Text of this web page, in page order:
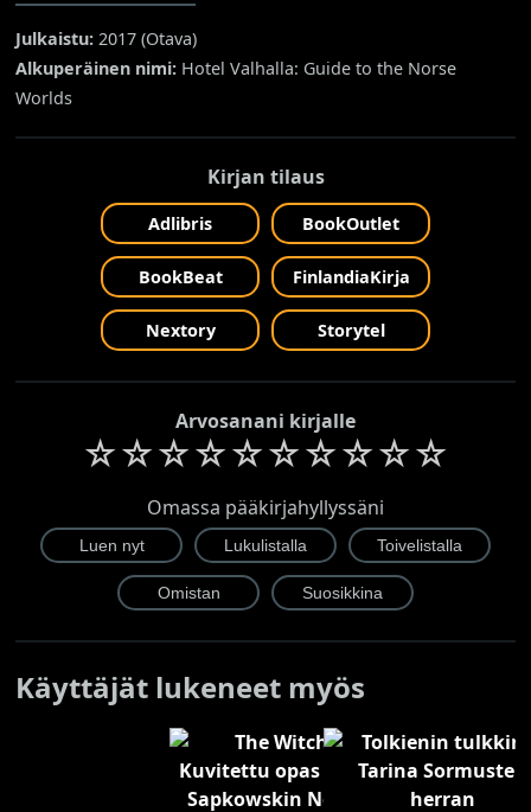
Julkaistu: 2017 (Otava)
Alkuperäinen nimi: Hotel Valhalla: Guide to the Norse
Worlds
Kirjan tilaus
Adlibris BookOutlet
BookBeat FinlandiaKirja
Nextory Storytel
Arvosanani kirjalle
☆☆☆☆☆☆☆☆☆☆
Omassa pääkirjahyllyssäni
Käyttäjät lukeneet myös